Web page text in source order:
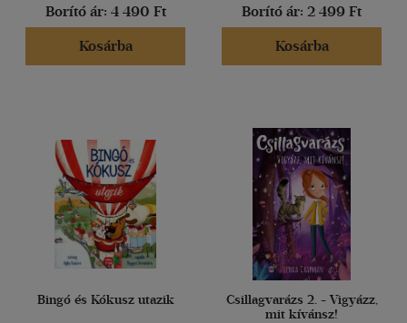
Borító ár: 4 490 Ft
Kosárba
Borító ár: 2 499 Ft
Kosárba
Bingó és Kókusz utazik
Csillagvarázs 2. - Vigyázz,
mit kívánsz!